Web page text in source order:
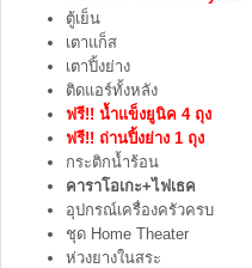
ตู้เย็น
เตาแก็ส
เตาปิ้งย่าง
ติดแอร์ทั้งหลัง
ฟรี!! น้ำแข็งยูนิค 4 ถุง
ฟรี!! ถ่านปิ้งย่าง 1 ถุง
กระติกน้ำร้อน
คาราโอเกะ+ไฟเธค
อุปกรณ์เครื่องครัวครบ
ชุด Home Theater
ห่วงยางในสระ